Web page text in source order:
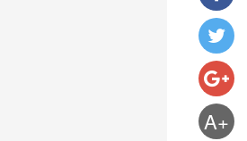
A+